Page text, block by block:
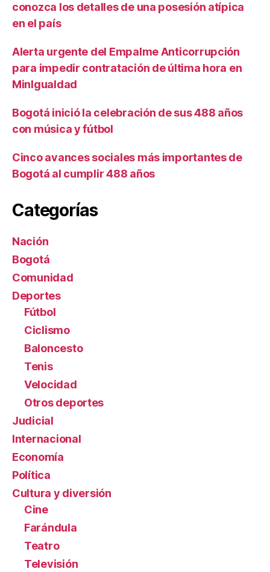
conozca los detalles de una posesión atípica
en el país
Alerta urgente del Empalme Anticorrupción
para impedir contratación de última hora en
MinIgualdad
Bogotá inició la celebración de sus 488 años
con música y fútbol
Cinco avances sociales más importantes de
Bogotá al cumplir 488 años
Categorías
Nación
Bogotá
Comunidad
Deportes
Fútbol
Ciclismo
Baloncesto
Tenis
Velocidad
Otros deportes
Judicial
Internacional
Economía
Política
Cultura y diversión
Cine
Farándula
Teatro
Televisión